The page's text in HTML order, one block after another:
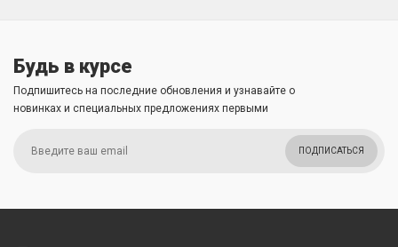
Будь в курсе
Подпишитесь на последние обновления и узнавайте о
новинках и специальных предложениях первыми
ПОДПИСАТЬСЯ